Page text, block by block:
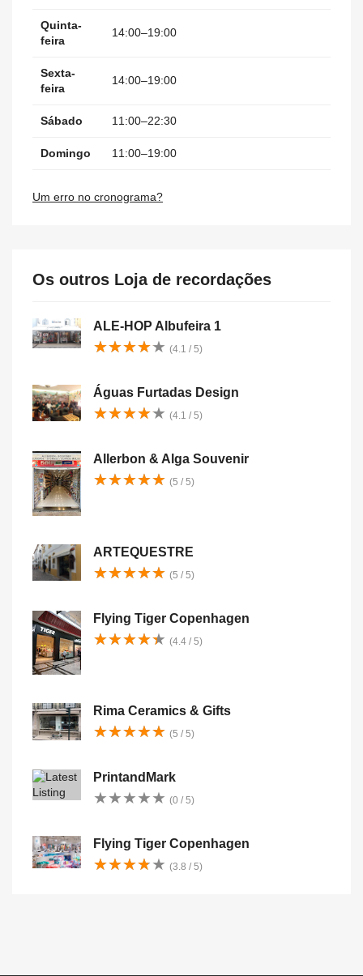
Quinta-
feira
14:00–19:00
Sexta-
feira
14:00–19:00
Sábado 11:00–22:30
Domingo 11:00–19:00
Um erro no cronograma?
Os outros Loja de recordações
ALE-HOP Albufeira 1
★★★★★
★★★★★ (4.1 / 5)
Águas Furtadas Design
★★★★★
★★★★★ (4.1 / 5)
Allerbon & Alga Souvenir
★★★★★
★★★★★ (5 / 5)
ARTEQUESTRE
★★★★★
★★★★★ (5 / 5)
Flying Tiger Copenhagen
★★★★★
★★★★★ (4.4 / 5)
Rima Ceramics & Gifts
★★★★★
★★★★★ (5 / 5)
PrintandMark
★★★★★
★★★★★ (0 / 5)
Flying Tiger Copenhagen
★★★★★
★★★★★ (3.8 / 5)